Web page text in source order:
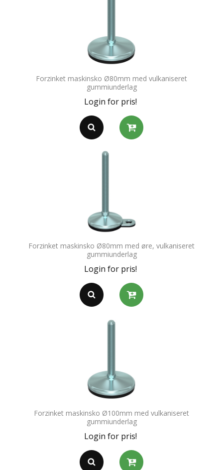
Forzinket maskinsko Ø80mm med vulkaniseret
gummiunderlag
Login for pris!
Forzinket maskinsko Ø80mm med øre, vulkaniseret
gummiunderlag
Login for pris!
Forzinket maskinsko Ø100mm med vulkaniseret
gummiunderlag
Login for pris!